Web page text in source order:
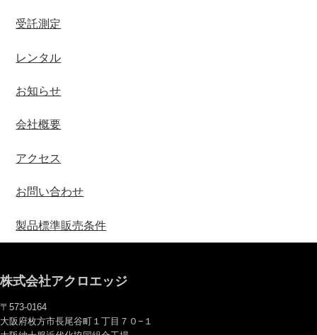
受託測定
レンタル
お知らせ
会社概要
アクセス
お問い合わせ
製品標準販売条件
株式会社アクロエッジ
〒573-0164
大阪府枚方市長尾谷町１丁目７０−１